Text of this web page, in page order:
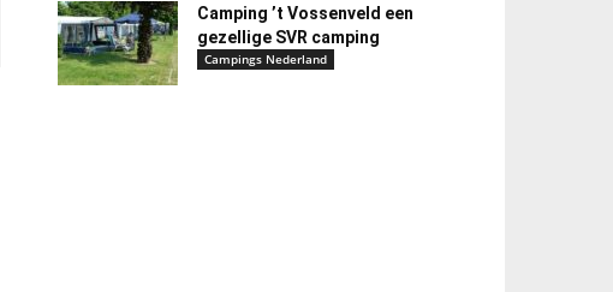
Camping ’t Vossenveld een
gezellige SVR camping
Campings Nederland